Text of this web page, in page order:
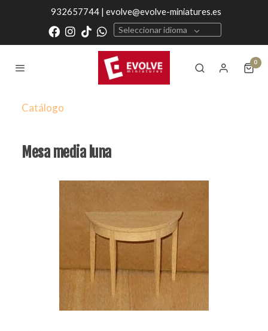
932657744 | evolve@evolve-miniatures.es
Seleccionar idioma
0
Catálogo
Mesa media luna